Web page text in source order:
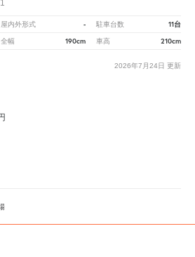
屋内外形式 - 駐車台数 11台
全幅 190cm 車高 210cm
2026年7月24日 更新